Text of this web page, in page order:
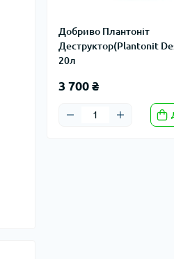
Добриво Плантоніт
Деструктор(Plantonit
20л
3 700 ₴